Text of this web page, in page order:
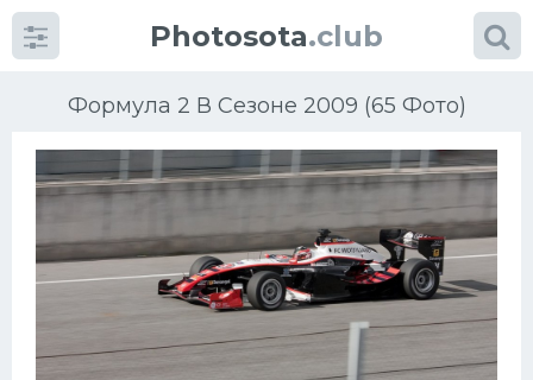
Photosota.club
Формула 2 В Сезоне 2009 (65 Фото)
КатегорииФото
Много картинок...